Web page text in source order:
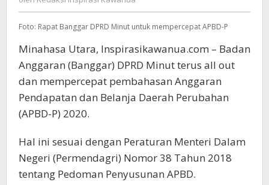
Foto: Rapat Banggar DPRD Minut untuk mempercepat APBD-P
Minahasa Utara, Inspirasikawanua.com – Badan
Anggaran (Banggar) DPRD Minut terus all out
dan mempercepat pembahasan Anggaran
Pendapatan dan Belanja Daerah Perubahan
(APBD-P) 2020.
Hal ini sesuai dengan Peraturan Menteri Dalam
Negeri (Permendagri) Nomor 38 Tahun 2018
tentang Pedoman Penyusunan APBD.